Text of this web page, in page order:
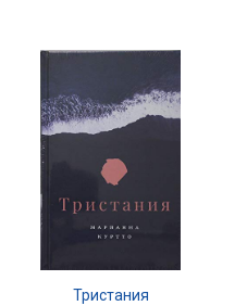
Тристания